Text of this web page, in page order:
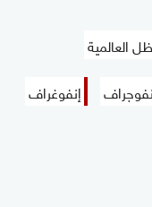
العالمية
إنفوغراف